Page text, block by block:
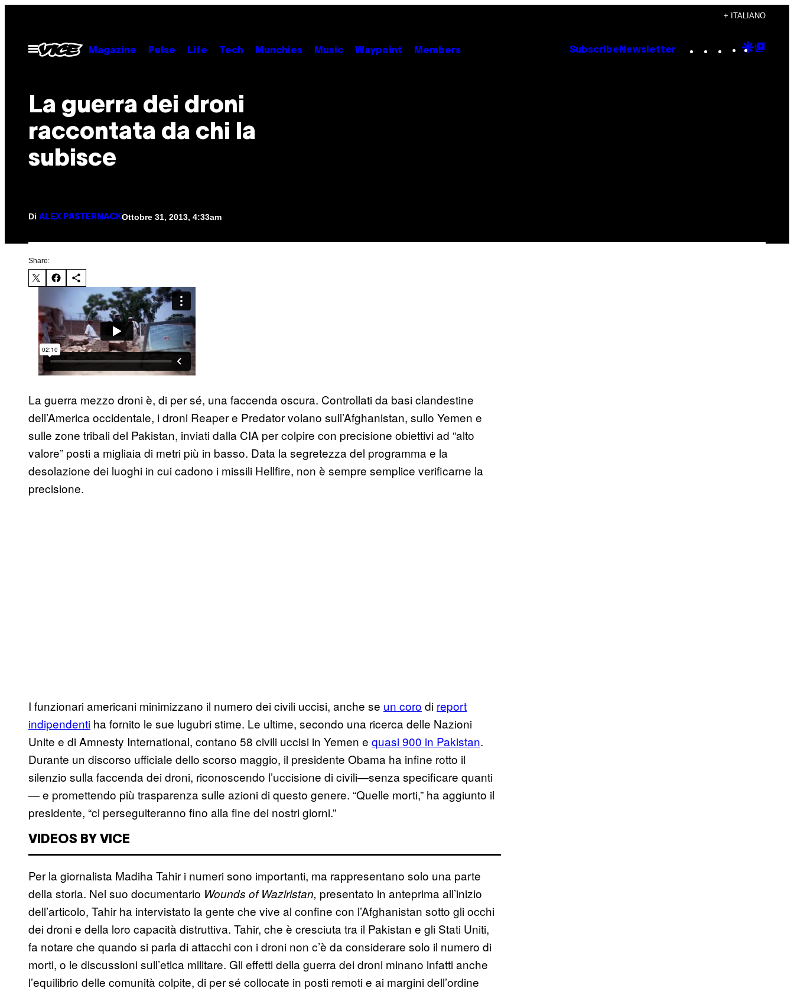
contenuto
+ ITALIANO
Apri
Magazine Pulse Life Tech Munchies Music Waypoint Members Subscribe Newsletter Instagram
TikTok
YouTube
Google
La guerra dei droni
raccontata da chi la
subisce
Di ALEX PASTERNACKOttobre 31, 2013, 4:33am
Share:
La guerra mezzo droni è, di per sé, una faccenda oscura. Controllati da basi clandestine
dell’America occidentale, i droni Reaper e Predator volano sull’Afghanistan, sullo Yemen e
sulle zone tribali del Pakistan, inviati dalla CIA per colpire con precisione obiettivi ad “alto
valore” posti a migliaia di metri più in basso. Data la segretezza del programma e la
desolazione dei luoghi in cui cadono i missili Hellfire, non è sempre semplice verificarne la
precisione.
I funzionari americani minimizzano il numero dei civili uccisi, anche se un coro di report
indipendenti ha fornito le sue lugubri stime. Le ultime, secondo una ricerca delle Nazioni
Unite e di Amnesty International, contano 58 civili uccisi in Yemen e quasi 900 in Pakistan.
Durante un discorso ufficiale dello scorso maggio, il presidente Obama ha infine rotto il
silenzio sulla faccenda dei droni, riconoscendo l’uccisione di civili—senza specificare quanti
— e promettendo più trasparenza sulle azioni di questo genere. “Quelle morti,” ha aggiunto il
presidente, “ci perseguiteranno fino alla fine dei nostri giorni.”
VIDEOS BY VICE
Per la giornalista Madiha Tahir i numeri sono importanti, ma rappresentano solo una parte
della storia. Nel suo documentario Wounds of Waziristan, presentato in anteprima all’inizio
dell’articolo, Tahir ha intervistato la gente che vive al confine con l’Afghanistan sotto gli occhi
dei droni e della loro capacità distruttiva. Tahir, che è cresciuta tra il Pakistan e gli Stati Uniti,
fa notare che quando si parla di attacchi con i droni non c’è da considerare solo il numero di
morti, o le discussioni sull’etica militare. Gli effetti della guerra dei droni minano infatti anche
l’equilibrio delle comunità colpite, di per sé collocate in posti remoti e ai margini dell’ordine